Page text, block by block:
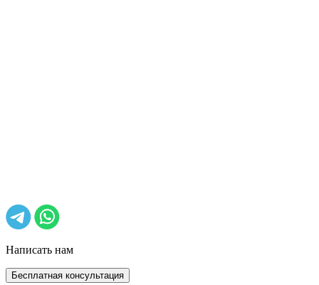
Написать нам
Бесплатная консультация